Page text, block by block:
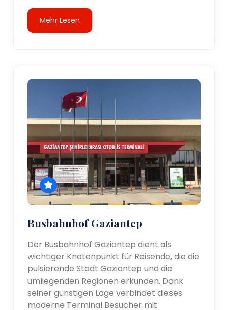
Mehr Lesen
Busbahnhof Gaziantep
Der Busbahnhof Gaziantep dient als
wichtiger Knotenpunkt für Reisende, die die
pulsierende Stadt Gaziantep und die
umliegenden Regionen erkunden. Dank
seiner günstigen Lage verbindet dieses
moderne Terminal Besucher mit